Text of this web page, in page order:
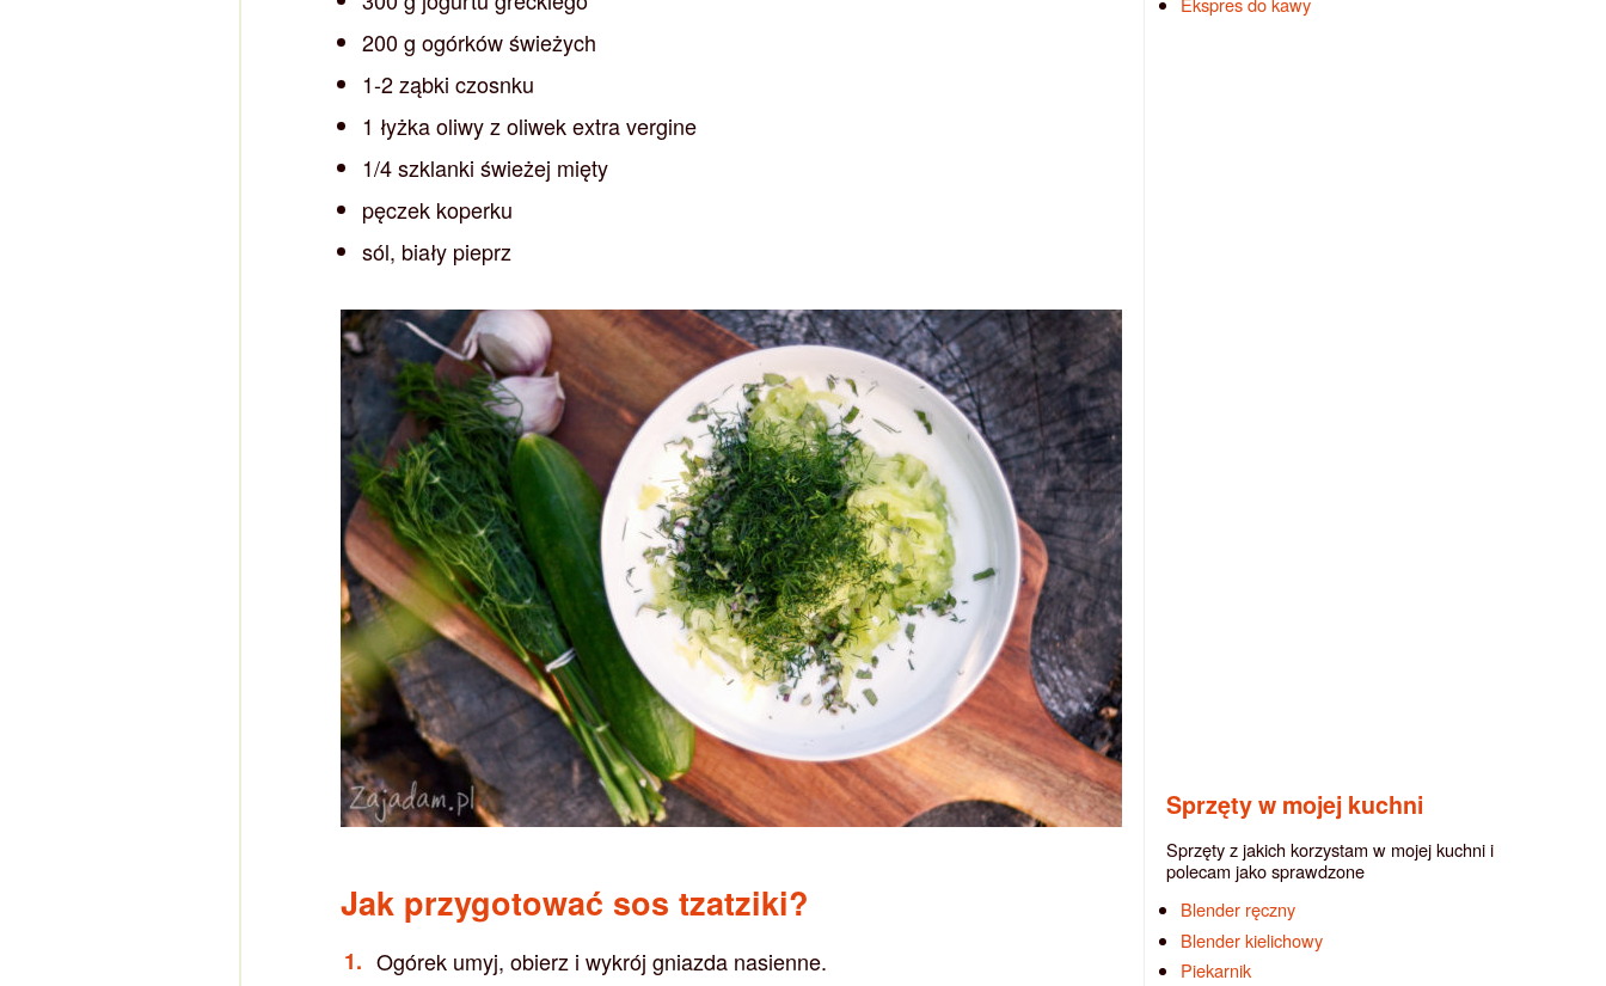
200 g ogórków świeżych
1-2 ząbki czosnku
1 łyżka oliwy z oliwek extra vergine
1/4 szklanki świeżej mięty
pęczek koperku
sól, biały pieprz
Jak przygotować sos tzatziki?
Ogórek umyj, obierz i wykrój gniazda nasienne.
Sprzęty w mojej kuchni
Sprzęty z jakich korzystam w mojej kuchni i
polecam jako sprawdzone
Blender ręczny
Blender kielichowy
Piekarnik